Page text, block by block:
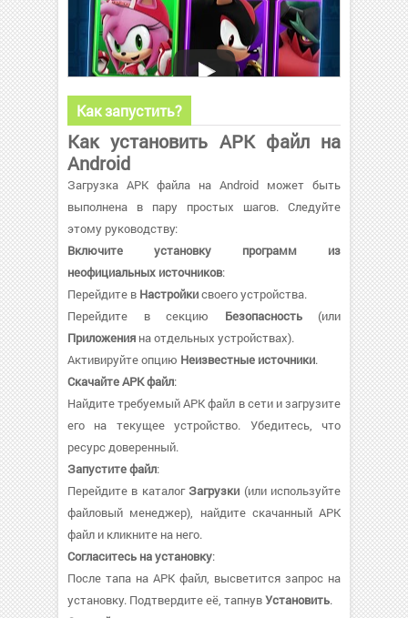
Как запустить?
Как установить APK файл на
Android
Загрузка APK файла на Android может быть
выполнена в пару простых шагов. Следуйте
этому руководству:
Включите установку программ из
неофициальных источников:
Перейдите в Настройкисвоего устройства.
Перейдите в секцию Безопасность(или
Приложения на отдельных устройствах).
Активируйте опцию Неизвестные источники.
Скачайте APK файл:
Найдите требуемый APK файл в сети и загрузите
его на текущее устройство. Убедитесь, что
ресурс доверенный.
Запустите файл:
Перейдите в каталогЗагрузки (или используйте
файловый менеджер), найдите скачанный APK
файл и кликните на него.
Согласитесь на установку:
После тапа на APK файл, высветится запрос на
установку. Подтвердите её, тапнувУстановить.